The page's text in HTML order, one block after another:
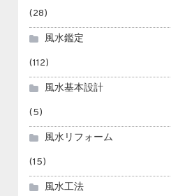
(28)
風水鑑定
(112)
風水基本設計
(5)
風水リフォーム
(15)
風水工法